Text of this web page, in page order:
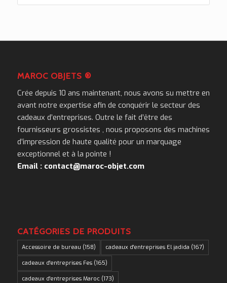
MAROC OBJETS ®
Crée depuis 10 ans maintenant, nous avons su mettre en
avant notre expertise afin de conquérir le secteur des
cadeaux d’entreprises. Outre le fait d’être des
fournisseurs grossistes , nous proposons des machines
d’impression de haute qualité pour un marquage
exceptionnel et à la pointe !
Email : contact@maroc-objet.com
CATÉGORIES DE PRODUITS
Accessoire de bureau (158) cadeaux d'entreprises El jadida (167)
cadeaux d'entreprises Fes(165)
cadeaux d'entreprises Maroc(173)